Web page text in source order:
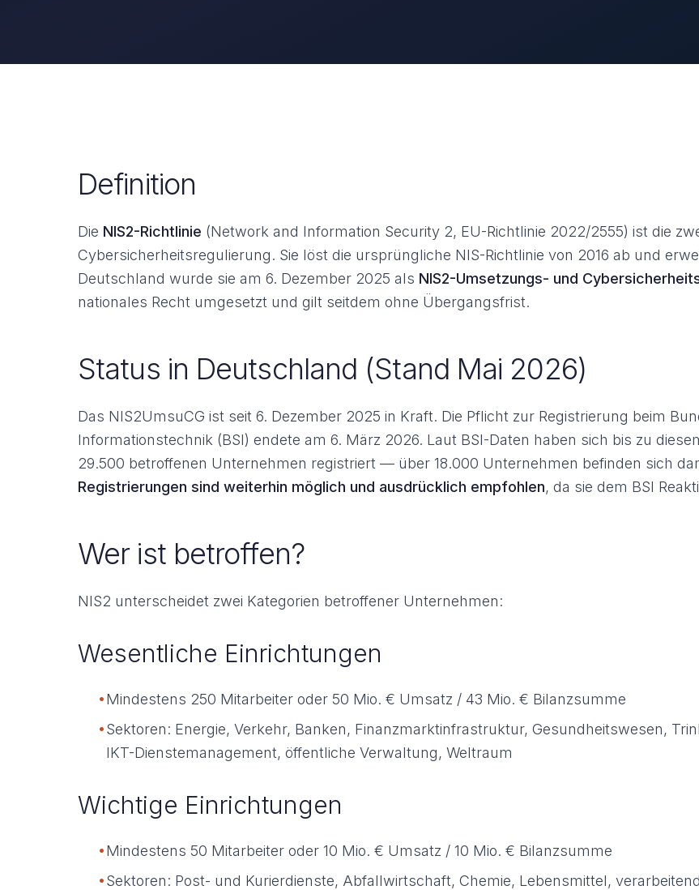
Definition
Die NIS2-Richtlinie (Network and Information Security 2, EU-Richtlinie 2022/2555) ist die
Cybersicherheitsregulierung. Sie löst die ursprüngliche NIS-Richtlinie von 2016 ab und
Deutschland wurde sie am 6. Dezember 2025 als NIS2-Umsetzungs- und
nationales Recht umgesetzt und gilt seitdem ohne Übergangsfrist.
Status in Deutschland (Stand Mai 2026)
Das NIS2UmsuCG ist seit 6. Dezember 2025 in Kraft. Die Pflicht zur Registrierung beim
Informationstechnik (BSI) endete am 6. März 2026. Laut BSI-Daten haben sich bis zu
29.500 betroffenen Unternehmen registriert — über 18.000 Unternehmen befinden sich
Registrierungen sind weiterhin möglich und ausdrücklich empfohlen, da sie dem BSI
Wer ist betroffen?
NIS2 unterscheidet zwei Kategorien betroffener Unternehmen:
Wesentliche Einrichtungen
•Mindestens 250 Mitarbeiter oder 50 Mio. € Umsatz / 43 Mio. € Bilanzsumme
•Sektoren: Energie, Verkehr, Banken, Finanzmarktinfrastruktur, Gesundheitswesen,
IKT-Dienstemanagement, öffentliche Verwaltung, Weltraum
Wichtige Einrichtungen
•Mindestens 50 Mitarbeiter oder 10 Mio. € Umsatz / 10 Mio. € Bilanzsumme
•Sektoren: Post- und Kurierdienste, Abfallwirtschaft, Chemie, Lebensmittel,